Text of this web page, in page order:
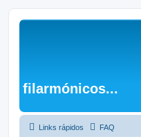
filarmónicos...
Links rápidos FAQ